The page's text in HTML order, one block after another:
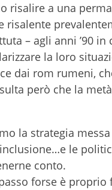
risalire a una
risalente
– agli anni ’90
la loro
dai rom rumeni,
però che la
la strategia
le
conto.
forse è